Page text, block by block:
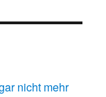
nicht mehr